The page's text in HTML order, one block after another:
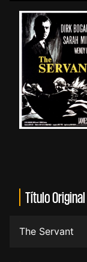
Título Original
The Servant